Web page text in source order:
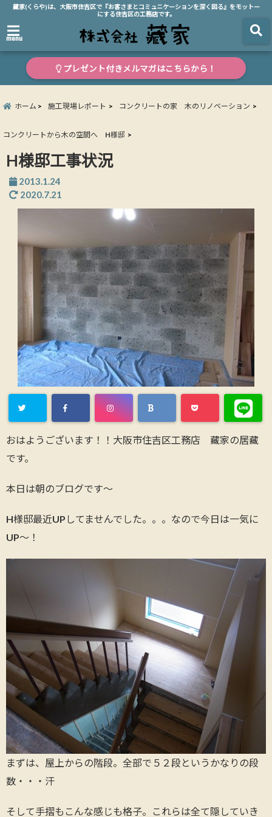
藏家(くらや)は、大阪市住吉区で『お客さまとコミュニケーションを深く図る』をモットー
にする住吉区の工務店です。
menu
プレゼント付きメルマガはこちらから！
ホーム 施工現場レポート コンクリートの家 木のリノベーション
コンクリートから木の空間へ H様邸
H様邸工事状況
2013.1.24
2020.7.21
おはようございます！！大阪市住吉区工務店 藏家の居藏
です。
本日は朝のブログです～
H様邸最近UPしてませんでした。。。なので今日は一気に
UP～！
まずは、屋上からの階段。全部で５２段というかなりの段
数・・・汗
そして手摺もこんな感じも格子。これらは全て隠していき